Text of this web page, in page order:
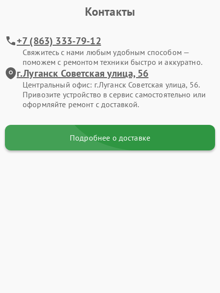
Контакты
+7 (863) 333-79-12
Свяжитесь с нами любым удобным способом —
поможем с ремонтом техники быстро и аккуратно.
г.Луганск Советская улица, 56
Центральный офис: г.Луганск Советская улица, 56.
Привозите устройство в сервис самостоятельно или
оформляйте ремонт с доставкой.
Подробнее о доставке